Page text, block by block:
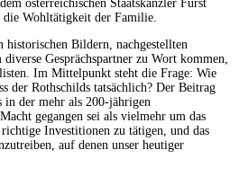
österreichischen Staatskanzler Fürst
Wohltätigkeit der Familie.
Bildern, nachgestellten
Gesprächspartner zu Wort kommen,
Im Mittelpunkt steht die Frage: Wie
der Rothschilds tatsächlich? Der Beitrag
in der mehr als 200-jährigen
gegangen sei als vielmehr um das
Investitionen zu tätigen, und das
auf denen unser heutiger